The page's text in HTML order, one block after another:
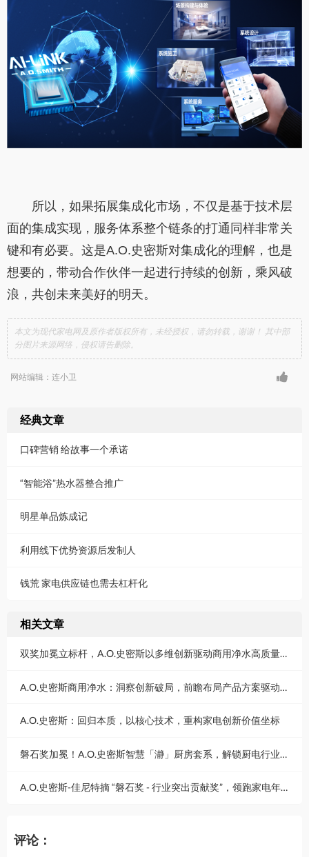
所以，如果拓展集成化市场，不仅是基于技术层
面的集成实现，服务体系整个链条的打通同样非常关
键和有必要。这是A.O.史密斯对集成化的理解，也是
想要的，带动合作伙伴一起进行持续的创新，乘风破
浪，共创未来美好的明天。
本文为现代家电网及原作者版权所有，未经授权，请勿转载，谢谢！ 其中部
分图片来源网络，侵权请告删除。
网站编辑：连小卫
经典文章
口碑营销 给故事一个承诺
“智能浴”热水器整合推广
明星单品炼成记
利用线下优势资源后发制人
钱荒 家电供应链也需去杠杆化
相关文章
双奖加冕立标杆，A.O.史密斯以多维创新驱动商用净水高质量发展
A.O.史密斯商用净水：洞察创新破局，前瞻布局产品方案驱动内生增长
A.O.史密斯：回归本质，以核心技术，重构家电创新价值坐标
磐石奖加冕！A.O.史密斯智慧「瀞」厨房套系，解锁厨电行业质升新范式
A.O.史密斯-佳尼特摘 “磐石奖 - 行业突出贡献奖”，领跑家电年轻化新潮流
评论：